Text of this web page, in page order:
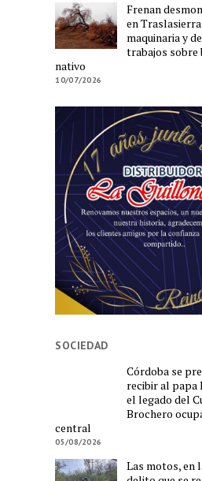
Frenan
en
maquinaria y
trabajos sobre
nativo
10/07/2026
SOCIEDAD
Córdoba se
recibir al papa
el legado del
Brochero
central
05/08/2026
Las motos, en